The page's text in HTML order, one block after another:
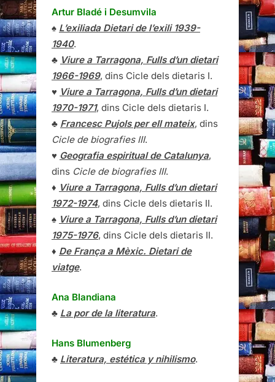
Artur Bladé i Desumvila
♠ L’exiliada Dietari de l’exili 1939-
1940.
♣ Viure a Tarragona, Fulls d’un dietari
1966-1969, dins Cicle dels dietaris I.
♥ Viure a Tarragona, Fulls d’un dietari
1970-1971, dins Cicle dels dietaris I.
♣ Francesc Pujols per ell mateix, dins
Cicle de biografies III.
♥ Geografia espiritual de Catalunya,
dins Cicle de biografies III.
♦ Viure a Tarragona, Fulls d’un dietari
1972-1974, dins Cicle dels dietaris II.
♠ Viure a Tarragona, Fulls d’un dietari
1975-1976, dins Cicle dels dietaris II.
♦ De França a Mèxic. Dietari de
viatge.
Ana Blandiana
♣ La por de la literatura.
Hans Blumenberg
♣ Literatura, estética y nihilismo.